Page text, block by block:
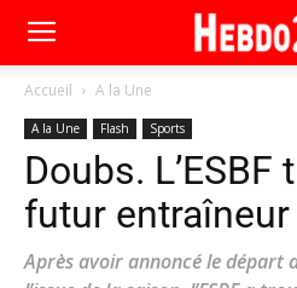
Accueil A la Une
A la Une Flash Sports
Doubs. L’ESBF
futur entraîneur
Après avoir annoncé le départ